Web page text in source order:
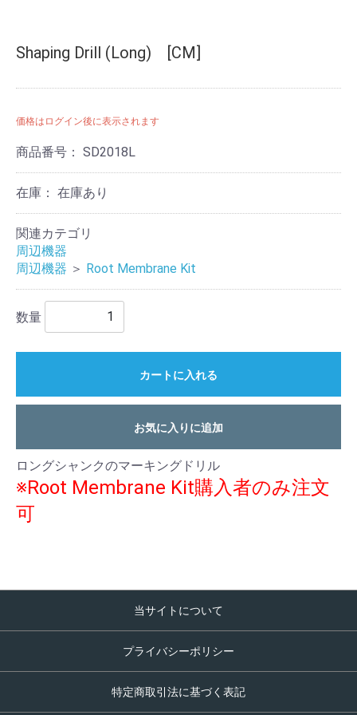
Shaping Drill (Long) [CM]
価格はログイン後に表示されます
商品番号： SD2018L
在庫： 在庫あり
関連カテゴリ
周辺機器
周辺機器 ＞ Root Membrane Kit
数量
カートに入れる
お気に入りに追加
ロングシャンクのマーキングドリル
※Root Membrane Kit購入者のみ注文
可
当サイトについて
プライバシーポリシー
特定商取引法に基づく表記